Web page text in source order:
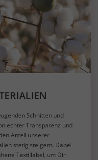
Schnitten und
echter Transparenz und
Anteil unserer
stetig steigern. Dabei
Textillabel, um Dir